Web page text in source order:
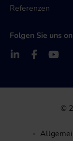
Referenzen
Folgen Sie uns
©